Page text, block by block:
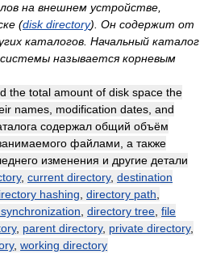
на внешнем устройстве,
(disk directory). Он содержит от
каталогов. Начальный каталог
называется корневым
the total amount of disk space the
names, modification dates, and
содержал общий объём
файлами, а также
изменения и другие детали
, current directory, destination
hashing directory path
directory tree file
, parent directory, private directory,
, working directory